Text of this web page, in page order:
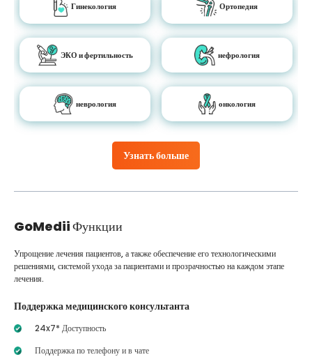
Узнать больше
Гинекология Ортопедия
ЭКО и фертильность нефрология
неврология онкология
GoMediiФункции
Упрощение лечения пациентов, а также обеспечение его технологическими
решениями, системой ухода за пациентами и прозрачностью на каждом этапе
лечения.
Поддержка медицинского консультанта
24x7* Доступность
Поддержка по телефону и в чате